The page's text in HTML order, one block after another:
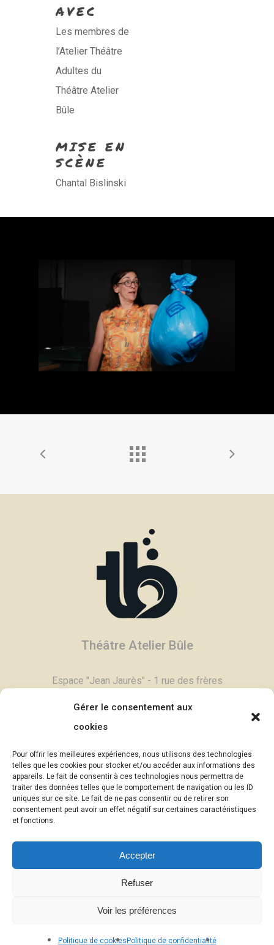
Gérer le consentement aux
cookies
Pour offrir les meilleures expériences, nous utilisons des technologies
telles que les cookies pour stocker et/ou accéder aux informations des
appareils. Le fait de consentir à ces technologies nous permettra de
traiter des données telles que le comportement de navigation ou les ID
uniques sur ce site. Le fait de ne pas consentir ou de retirer son
consentement peut avoir un effet négatif sur certaines caractéristiques
et fonctions.
Accepter
Refuser
Voir les préférences
Politique de cookies Politique de confidentialité
AVEC
Les membres de
l’Atelier Théâtre
Adultes du
Théâtre Atelier
Bûle
MISE EN
SCÈNE
Chantal Bislinski
Théâtre Atelier Bûle
Espace "Jean Jaurès" - 1 rue des frères
Email :contact@theatrebule.fr
InfosBûle, lettre d'informations >
© Théâtre Atelier Bûle - 2025
uncaillou.blogspot.com
des données